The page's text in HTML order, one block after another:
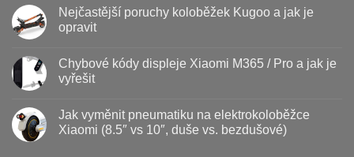
koloběžky
kdy
jak
prodloužit
životnost
u
textu
s
vyměnit
brzdové
destičky
na
koloběžce
Nejčastější poruchy koloběžek Kugoo a jak je
opravit
u
textu
s
poruchy
koloběžek
Kugoo
Chybové kódy displeje Xiaomi M365 / Pro a jak je
vyřešit
textu
s
Jak vyměnit pneumatiku na elektrokoloběžce
Xiaomi (8.5″ vs 10″, duše vs. bezdušové)